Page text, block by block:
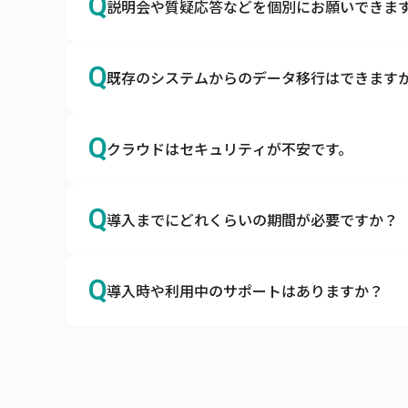
説明会や質疑応答などを個別にお願いできま
A
Zoomなどを利用して画面共有をしながら、
Q既存のシステムからのデータ移行はできます
A
商品マスタや得意先マスタなどを移行用デー
Qクラウドはセキュリティが不安です。
A
クラウドサービスに対するセキュリティの不
Q導入までにどれくらいの期間が必要ですか？
A
最短3営業日でキャムマックスを導入いただけ
Q導入時や利用中のサポートはありますか？